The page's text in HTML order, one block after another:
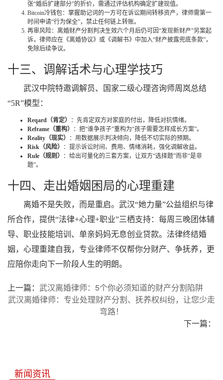
张“婚后扩建部分”的折价，需通过评估机构确定扩建现值。
Bitcoin冷钱包：掌握助记词的一方可在诉讼期间转移资产，律师需第一
时间申请“行为保全”，禁止任何链上转账。
再审风险：离婚财产分割判决生效六个月后仍可因“发现新财产”另案起
诉，律师应在《离婚协议》或《调解书》中加入“财产披露兜底条款”，
免除后续争议。
十三、调解话术与心理学技巧
武汉中院特邀调解员、国家二级心理咨询师周岚总结
“5R”模型：
Reqard（肯定）
：先肯定双方对家庭的付出，降低对抗情绪。
Reframe（重构）
：把“谁争孩子”重构为“孩子需要怎样成长方案”。
Reality（现实）
：用数据展示判决倾向，降低不切实际的预期。
Risk（风险）
：提示诉讼时间、费用、情绪消耗，强化调解收益。
Rule（规则）
：给出可量化的三套方案，让双方“选择题”而非“是非
题”。
十四、走出婚姻困局的心理重建
离婚不是失败，而是重启。武汉“她力量”公益组织与律
所合作，提供“法律+心理+职业”三栖支持：每周三晚团体辅
导、职业技能培训、单亲妈妈无息创业贷款。法律终结婚
姻，心理重建自我，专业律师不仅帮你分财产、争抚养，更
应陪你走向下一阶段人生的明朗。
上一篇： 武汉离婚律师：5个你必须知道的财产分割陷阱
武汉离婚律师：专业处理财产分割、抚养权纠纷，让您少走
弯路！
下一篇：
新闻资讯